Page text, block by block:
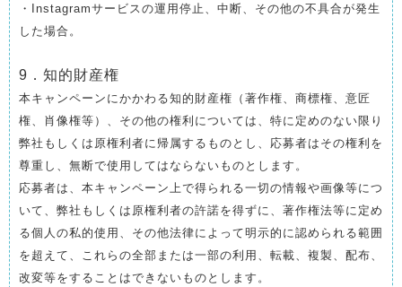
・Instagramサービスの運用停止、中断、その他の不具合が発生
した場合。
9．知的財産権
本キャンペーンにかかわる知的財産権（著作権、商標権、意匠
権、肖像権等）、その他の権利については、特に定めのない限り
弊社もしくは原権利者に帰属するものとし、応募者はその権利を
尊重し、無断で使用してはならないものとします。
応募者は、本キャンペーン上で得られる一切の情報や画像等につ
いて、弊社もしくは原権利者の許諾を得ずに、著作権法等に定め
る個人の私的使用、その他法律によって明示的に認められる範囲
を超えて、これらの全部または一部の利用、転載、複製、配布、
改変等をすることはできないものとします。